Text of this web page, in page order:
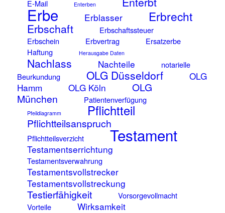
E-Mail Enterben
Erbe Erblasser Erbrecht
Erbschaft
Erbschaftssteuer
Erbschein
Erbvertrag
Ersatzerbe
Haftung
Herausgabe Daten
Nachlass Nachteile
notarielle
Beurkundung
OLG Düsseldorf
OLG
Hamm
OLG Köln
OLG
München
Patientenverfügung
Pfeildiagramm Pflichtteil
Pflichtteilsanspruch
Pflichtteilsverzicht Testament
Testamentserrichtung
Testamentsverwahrung
Testamentsvollstrecker
Testamentsvollstreckung
Testierfähigkeit
Vorsorgevollmacht
Vorteile
Wirksamkeit